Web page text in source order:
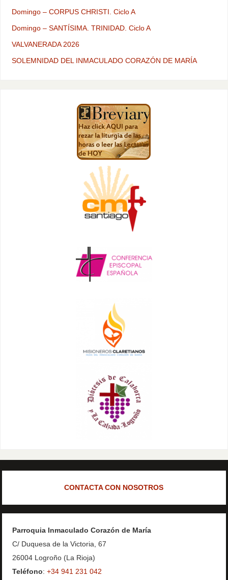
Domingo – CORPUS CHRISTI. Ciclo A
Domingo – SANTÍSIMA. TRINIDAD. Ciclo A
VALVANERADA 2026
SOLEMNIDAD DEL INMACULADO CORAZÓN DE MARÍA
CONTACTA CON NOSOTROS
Parroquia Inmaculado Corazón de María
C/ Duquesa de la Victoria, 67
26004 Logroño (La Rioja)
Teléfono:+34 941 231 042